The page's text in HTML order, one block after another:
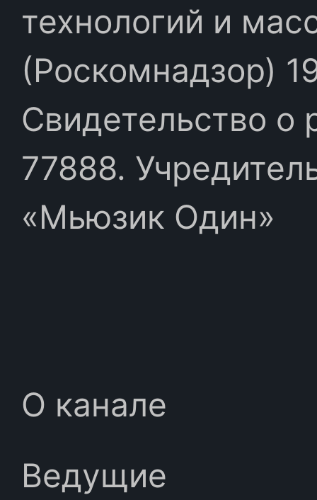
технологий и
(Роскомнадзор)
Свидетельство
77888.
«Мьюзик Один»
О канале
Ведущие